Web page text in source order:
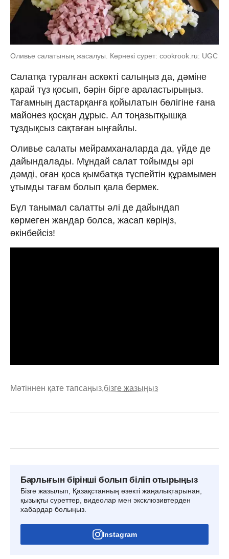
Оливье салатының жасалуы. Көрнекі сурет: cookrook.ru: UGC
Салатқа туралған аскөкті салыңыз да, дәміне
қарай тұз қосып, бәрін бірге араластырыңыз.
Тағамның дастарқанға қойылатын бөлігіне ғана
майонез қосқан дұрыс. Ал тоңазытқышқа
тұздықсыз сақтаған ыңғайлы.
Оливье салаты мейрамханаларда да, үйде де
дайындалады. Мұндай салат тойымды әрі
дәмді, оған қоса қымбатқа түспейтін құрамымен
ұтымды тағам болып қала бермек.
Бұл танымал салатты әлі де дайындап
көрмеген жандар болса, жасап көріңіз,
өкінбейсіз!
Мәтіннен қате тапсаңыз,бізге жазыңыз
Барлығын бірінші болып біліп отырыңыз
Бізге жазылып, Қазақстанның өзекті жаңалықтарынан,
қызықты суреттер, видеолар мен эксклюзивтерден
хабардар болыңыз.
Instagram